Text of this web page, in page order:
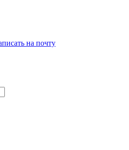
на почту